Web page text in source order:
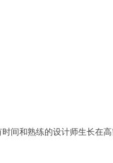
间和熟练的设计师生长在高